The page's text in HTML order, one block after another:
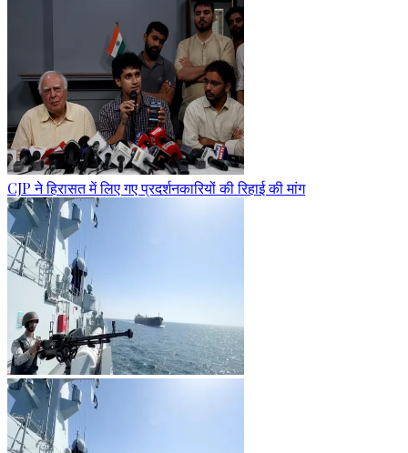
CJP ने हिरासत में लिए गए प्रदर्शनकारियों की रिहाई की मांग